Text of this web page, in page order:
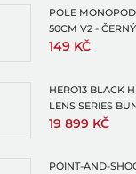
POLE MONOPOD
50CM V2 -
MODRÁ PRO
149 KČ
HERO13 BLACK
LENS SERIES
19 899 KČ
POINT-AND-